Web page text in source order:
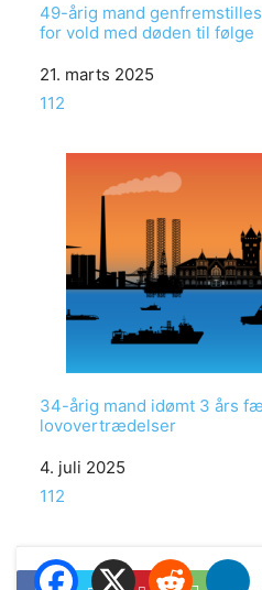
49-årig mand
for vold med døden til følge
Date
21. marts 2025
In relation to
112
34-årig mand idømt 3 års
lovovertrædelser
Date
4. juli 2025
In relation to
112